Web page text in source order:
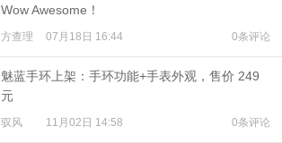
Wow Awesome！
方查理 07月18日 16:44 0条评论
魅蓝手环上架：手环功能+手表外观，售价 249
元
驭风 11月02日 14:58 0条评论